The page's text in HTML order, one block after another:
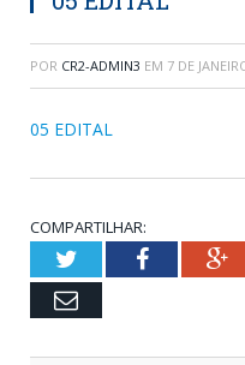
POR CR2-ADMIN3 EM 7 DE
05 EDITAL
COMPARTILHAR:
TwitterFacebook
Email